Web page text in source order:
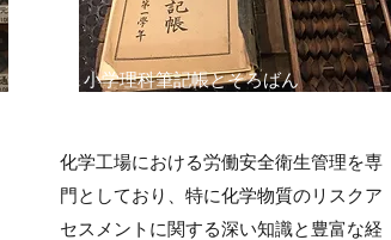
小学理科筆記帳とそろばん
化学工場における労働安全衛生管理を専
門としており、特に化学物質のリスクア
セスメントに関する深い知識と豊富な経